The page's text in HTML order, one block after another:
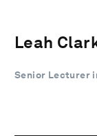
Leah
Senior Lecturer